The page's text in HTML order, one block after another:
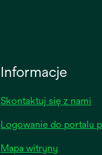
Informacje
Skontaktuj się z nami
Logowanie do portalu
Mapa witryny